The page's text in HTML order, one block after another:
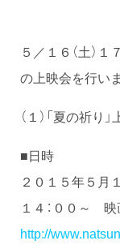
５／１６（土）１
の上映会を行い
（１）「夏の祈り」
■日時
２０１５年５月
１４：００～ 映
http://